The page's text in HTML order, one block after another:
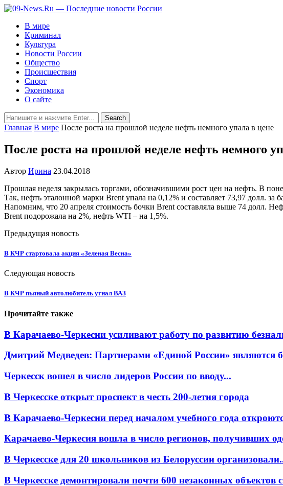
В мире
Криминал
Культура
Новости России
Общество
Происшествия
Спорт
Экономика
О сайте
Главная В мире После роста на прошлой неделе нефть немного упала в цене
После роста на прошлой неделе нефть немного
Автор Ирина 23.04.2018
Прошлая неделя закрылась торгами, обозначившими рост цен на нефть. В
Так, нефть эталонной марки Brent упала на 0,12% и составляет 73,97 долл. за
Напомним, что 20 апреля стоимость бочки Brent составляла выше 74 долл.
Brent подорожала на 2%, нефть WTI – на 1,5%.
Предыдущая новость
В КЧР стартовала акция «Зеленая Весна»
Следующая новость
В КЧР пьяный автолюбитель угнал ВАЗ
Прочитайте также
В Карачаево-Черкесии усиливают работу по развитию
Дмитрий Медведев: Партнерами «Единой России» являются
Черкесск вошел в число лидеров России по вводу...
В Черкесске открыт проспект в честь 200-летия города
В Карачаево-Черкесии перед началом учебного года
Карачаево-Черкесия вошла в число регионов, получивших
В Черкесске для 20 школьников из Белоруссии
В Черкесске демонтировали почти 600 незаконных объектов